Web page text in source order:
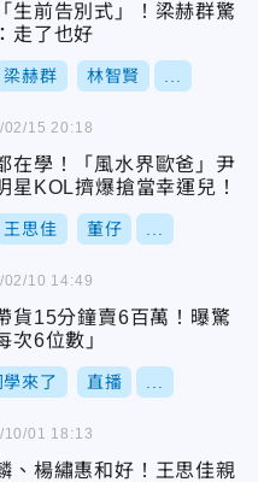
生前告別式」！梁赫群驚
走了也好
梁赫群 林智賢
在學！「風水界歐爸」尹
KOL擠爆搶當幸運兒！
王思佳 董仔
02/15 20:18
貨15分鐘賣6百萬！曝驚
次6位數」
學來了 直播
02/10 14:49
、楊繡惠和好！王思佳親
10/01 18:13